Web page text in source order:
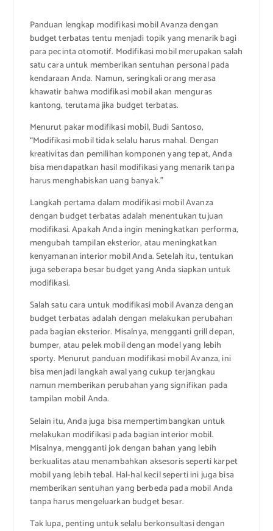
Panduan lengkap modifikasi mobil Avanza dengan
budget terbatas tentu menjadi topik yang menarik bagi
para pecinta otomotif. Modifikasi mobil merupakan salah
satu cara untuk memberikan sentuhan personal pada
kendaraan Anda. Namun, seringkali orang merasa
khawatir bahwa modifikasi mobil akan menguras
kantong, terutama jika budget terbatas.
Menurut pakar modifikasi mobil, Budi Santoso,
“Modifikasi mobil tidak selalu harus mahal. Dengan
kreativitas dan pemilihan komponen yang tepat, Anda
bisa mendapatkan hasil modifikasi yang menarik tanpa
harus menghabiskan uang banyak.”
Langkah pertama dalam modifikasi mobil Avanza
dengan budget terbatas adalah menentukan tujuan
modifikasi. Apakah Anda ingin meningkatkan performa,
mengubah tampilan eksterior, atau meningkatkan
kenyamanan interior mobil Anda. Setelah itu, tentukan
juga seberapa besar budget yang Anda siapkan untuk
modifikasi.
Salah satu cara untuk modifikasi mobil Avanza dengan
budget terbatas adalah dengan melakukan perubahan
pada bagian eksterior. Misalnya, mengganti grill depan,
bumper, atau pelek mobil dengan model yang lebih
sporty. Menurut panduan modifikasi mobil Avanza, ini
bisa menjadi langkah awal yang cukup terjangkau
namun memberikan perubahan yang signifikan pada
tampilan mobil Anda.
Selain itu, Anda juga bisa mempertimbangkan untuk
melakukan modifikasi pada bagian interior mobil.
Misalnya, mengganti jok dengan bahan yang lebih
berkualitas atau menambahkan aksesoris seperti karpet
mobil yang lebih tebal. Hal-hal kecil seperti ini juga bisa
memberikan sentuhan yang berbeda pada mobil Anda
tanpa harus mengeluarkan budget besar.
Tak lupa, penting untuk selalu berkonsultasi dengan